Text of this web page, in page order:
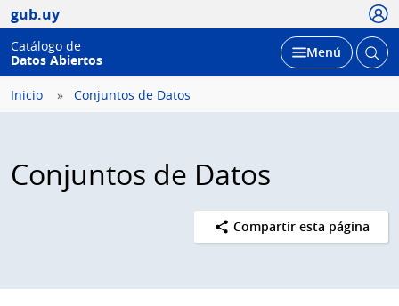
gub.uy
Catálogo de
Datos Abiertos
Desplegar
Menú Abrir
Inicio Conjuntos de Datos
Conjuntos de Datos
Compartir esta página